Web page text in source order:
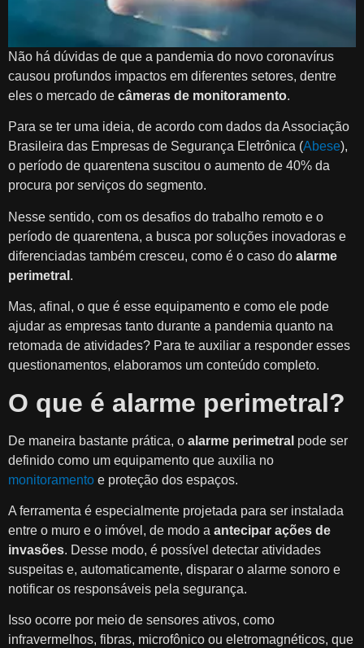
Não há dúvidas de que a pandemia do novo coronavírus
causou profundos impactos em diferentes setores, dentre
eles o mercado de câmeras de monitoramento.
Para se ter uma ideia, de acordo com dados da Associação
Brasileira das Empresas de Segurança Eletrônica (Abese),
o período de quarentena suscitou o aumento de 40% da
procura por serviços do segmento.
Nesse sentido, com os desafios do trabalho remoto e o
período de quarentena, a busca por soluções inovadoras e
diferenciadas também cresceu, como é o caso do alarme
perimetral .
Mas, afinal, o que é esse equipamento e como ele pode
ajudar as empresas tanto durante a pandemia quanto na
retomada de atividades? Para te auxiliar a responder esses
questionamentos, elaboramos um conteúdo completo.
O que é alarme perimetral?
De maneira bastante prática, o alarme perimetral pode ser
definido como um equipamento que auxilia no
monitoramento e proteção dos espaços.
A ferramenta é especialmente projetada para ser instalada
entre o muro e o imóvel, de modo a antecipar ações de
invasões. Desse modo, é possível detectar atividades
suspeitas e, automaticamente, disparar o alarme sonoro e
notificar os responsáveis pela segurança.
Isso ocorre por meio de sensores ativos, como
infravermelhos, fibras, microfônico ou eletromagnéticos, que